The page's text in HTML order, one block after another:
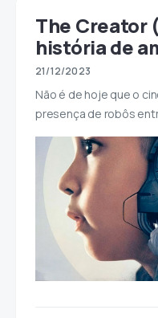
The Creator
história de
21/12/2023
Não é de hoje que o
presença de robôs